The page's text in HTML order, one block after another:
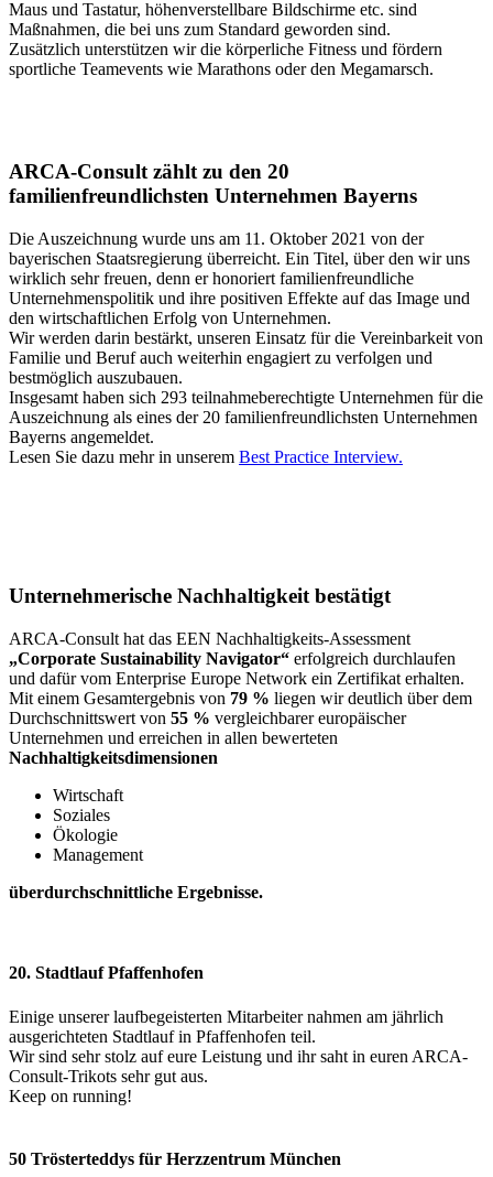
Maus und Tastatur, höhenverstellbare Bildschirme etc. sind
Maßnahmen, die bei uns zum Standard geworden sind.
Zusätzlich unterstützen wir die körperliche Fitness und fördern
sportliche Teamevents wie Marathons oder den Megamarsch.
ARCA-Consult zählt zu den 20
familienfreundlichsten Unternehmen Bayerns
Die Auszeichnung wurde uns am 11. Oktober 2021 von der
bayerischen Staatsregierung überreicht. Ein Titel, über den wir uns
wirklich sehr freuen, denn er honoriert familienfreundliche
Unternehmenspolitik und ihre positiven Effekte auf das Image und
den wirtschaftlichen Erfolg von Unternehmen.
Wir werden darin bestärkt, unseren Einsatz für die Vereinbarkeit von
Familie und Beruf auch weiterhin engagiert zu verfolgen und
bestmöglich auszubauen.
Insgesamt haben sich 293 teilnahmeberechtigte Unternehmen für die
Auszeichnung als eines der 20 familienfreundlichsten Unternehmen
Bayerns angemeldet.
Lesen Sie dazu mehr in unserem Best Practice Interview.
Unternehmerische Nachhaltigkeit bestätigt
ARCA-Consult hat das EEN Nachhaltigkeits-Assessment
„Corporate Sustainability Navigator“ erfolgreich durchlaufen
und dafür vom Enterprise Europe Network ein Zertifikat erhalten.
Mit einem Gesamtergebnis von 79 % liegen wir deutlich über dem
Durchschnittswert von 55 % vergleichbarer europäischer
Unternehmen und erreichen in allen bewerteten
Nachhaltigkeitsdimensionen
Wirtschaft
Soziales
Ökologie
Management
überdurchschnittliche Ergebnisse.
20. Stadtlauf Pfaffenhofen
Einige unserer laufbegeisterten Mitarbeiter nahmen am jährlich
ausgerichteten Stadtlauf in Pfaffenhofen teil.
Wir sind sehr stolz auf eure Leistung und ihr saht in euren ARCA-
Consult-Trikots sehr gut aus.
Keep on running!
50 Trösterteddys für Herzzentrum München